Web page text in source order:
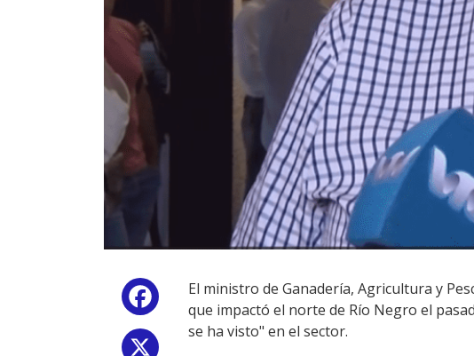
Facebook
El ministro de Ganadería, Agricultura y
que impactó el norte de Río Negro el
se ha visto" en el sector.